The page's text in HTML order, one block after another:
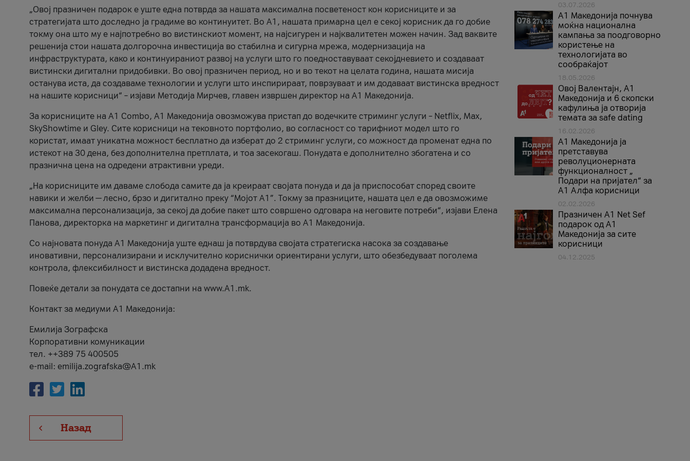
„Овој празничен подарок е уште една потврда за нашата максимална посветеност кон корисниците и за
стратегијата што доследно ја градиме во континуитет. Во А1, нашата примарна цел е секој корисник да го добие
токму она што му е најпотребно во вистинскиот момент, на најсигурен и најквалитетен можен начин. Зад ваквите
решенија стои нашата долгорочна инвестиција во стабилна и сигурна мрежа, модернизација на
инфраструктурата, како и континуираниот развој на услуги што го поедноставуваат секојдневието и создаваат
вистински дигитални придобивки. Во овој празничен период, но и во текот на целата година, нашата мисија
останува иста, да создаваме технологии и услуги што инспирираат, поврзуваат и им додаваат вистинска вредност
на нашите корисници“ – изјави Методија Мирчев, главен извршен директор на А1 Македонија.
За корисниците на A1 Combo, А1 Македонија овозможува пристап до водечките стриминг услуги – Netflix, Max,
SkyShowtime и Gley. Сите корисници на тековното портфолио, во согласност со тарифниот модел што го
користат, имаат уникатна можност бесплатно да изберат до 2 стриминг услуги, со можност да променат една по
истекот на 30 дена, без дополнителна претплата, и тоа засекогаш. Понудата е дополнително збогатена и со
празнична цена на одредени атрактивни уреди.
„На корисниците им даваме слобода самите да ја креираат својата понуда и да ја приспособат според своите
навики и желби — лесно, брзо и дигитално преку “Мојот А1”. Токму за празниците, нашата цел е да овозможиме
максимална персонализација, за секој да добие пакет што совршено одговара на неговите потреби“, изјави Елена
Панова, директорка на маркетинг и дигитална трансформација во А1 Македонија.
Со најновата понуда А1 Македонија уште еднаш ја потврдува својата стратегиска насока за создавање
иновативни, персонализирани и исклучително кориснички ориентирани услуги, што обезбедуваат поголема
контрола, флексибилност и вистинска додадена вредност.
Повеќе детали за понудата се достапни на www.А1.mk.
Контакт за медиуми А1 Македонија:
Емилија Зографска
Корпоративни комуникации
тел. ++389 75 400505
e-mail: emilija.zografska@A1.mk
Назад
03.07.2026
A1 Македонија почнува
моќна национална
кампања за поодговорно
користење на
технологијата во
сообраќајот
18.05.2026
Овој Валентајн, A1
Македонија и 6 скопски
кафулиња ја отворија
темата за safe dating
16.02.2026
А1 Македонија ја
претставува
револуционерната
функционалност „
Подари на пријател“ за
А1 Алфа корисници
02.02.2026
Празничен A1 Net Sеf
подарок од А1
Македонија за сите
корисници
04.12.2025